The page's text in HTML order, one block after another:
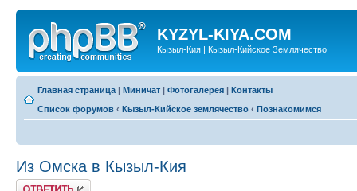
KYZYL-KIYA.COM
Кызыл-Кия | Кызыл-Кийское Землячество
Главная страница | Миничат | Фотогалерея | Контакты
Список форумов ‹ Кызыл-Кийское землячество ‹ Познакомимся
Из Омска в Кызыл-Кия
Ответить